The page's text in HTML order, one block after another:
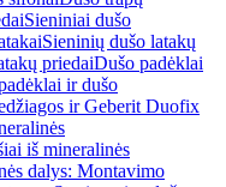
Sieniniai dušo
Sieninių dušo latakų
priedaiDušo padėklai
ir dušo
ir Geberit Duofix
iš mineralinės
dalys: Montavimo